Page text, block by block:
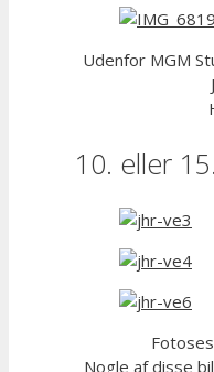
Udenfor MGM
10. eller
Nogle af disse